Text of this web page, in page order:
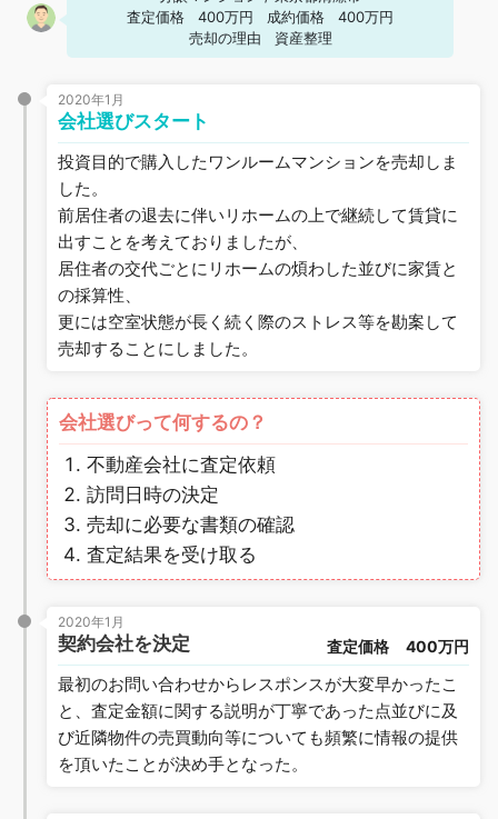
査定価格
400万円 成約価格
400万円
売却の理由
資産整理
2020年1月
会社選びスタート
投資目的で購入したワンルームマンションを売却しま
した。
前居住者の退去に伴いリホームの上で継続して賃貸に
出すことを考えておりましたが、
居住者の交代ごとにリホームの煩わした並びに家賃と
の採算性、
更には空室状態が長く続く際のストレス等を勘案して
売却することにしました。
会社選びって何するの？
不動産会社に査定依頼
訪問日時の決定
売却に必要な書類の確認
査定結果を受け取る
2020年1月
契約会社を決定 査定価格 400万円
最初のお問い合わせからレスポンスが大変早かったこ
と、査定金額に関する説明が丁寧であった点並びに及
び近隣物件の売買動向等についても頻繁に情報の提供
を頂いたことが決め手となった。